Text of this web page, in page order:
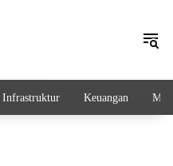
Infrastruktur Keuangan